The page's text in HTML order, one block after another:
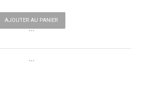
AJOUTER AU PANIER
```
```